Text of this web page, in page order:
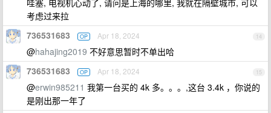
哇塞, 电视机心动了, 请问是上海的哪里, 我就在隔壁城市, 可以
考虑过来拉
14
736531683 OP Apr 18, 2024
@hahajing2019 不好意思暂时不单出哈
15
736531683 OP Apr 18, 2024
@erwin985211 我第一台买的 4k 多。。。,这台 3.4k ，你说的
是刚出那一年了